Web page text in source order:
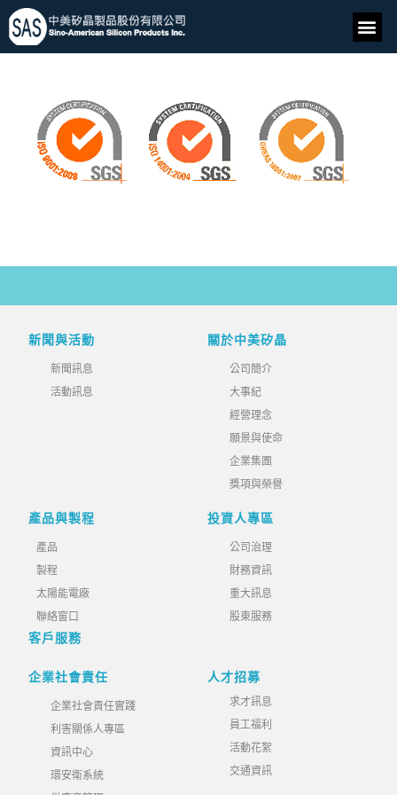
新聞與活動
新聞訊息
活動訊息
關於中美矽晶
公司簡介
大事紀
經營理念
願景與使命
企業集團
獎項與榮譽
產品與製程
產品
製程
太陽能電廠
聯絡窗口
客戶服務
投資人專區
公司治理
財務資訊
重大訊息
股東服務
企業社會責任
企業社會責任實踐
利害關係人專區
資訊中心
環安衛系統
人才招募
求才訊息
員工福利
活動花絮
交通資訊